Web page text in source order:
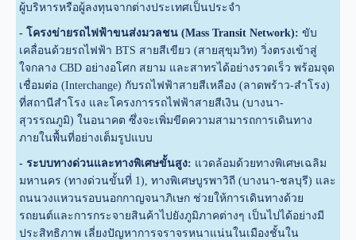
ผู้บริหารหรือผู้ลงทุนจากต่างประเทศเป็นประจำ
- โครงข่ายรถไฟฟ้าขนส่งมวลชน (Mass Transit Network): ขับ
เคลื่อนด้วยรถไฟฟ้า BTS สายสีเขียว (สายสุขุมวิท) วิ่งตรงเข้าสู่
ใจกลาง CBD อย่างอโศก สยาม และสาทรได้อย่างรวดเร็ว พร้อมจุด
เชื่อมต่อ (Interchange) กับรถไฟฟ้าสายสีเหลือง (ลาดพร้าว-สำโรง)
ที่สถานีสำโรง และโครงการรถไฟฟ้าสายสีเงิน (บางนา-
สุวรรณภูมิ) ในอนาคต ซึ่งจะเพิ่มขีดความสามารถการเดินทาง
ภายในพื้นที่อย่างเต็มรูปแบบ
- ระบบทางด่วนและทางพิเศษขั้นสูง: แวดล้อมด้วยทางพิเศษเฉลิม
มหานคร (ทางด่วนขั้นที่ 1), ทางพิเศษบูรพาวิถี (บางนา-ชลบุรี) และ
ถนนวงแหวนรอบนอกกาญจนาภิเษก ช่วยให้การเดินทางด้วย
รถยนต์และการกระจายสินค้าไปยังภูมิภาคต่างๆ เป็นไปได้อย่างมี
ประสิทธิภาพ เลี่ยงปัญหาการจราจรหนาแน่นในเมืองชั้นใน